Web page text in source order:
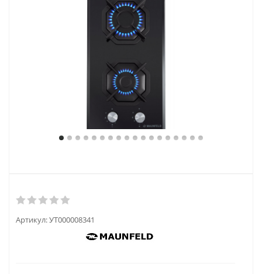
Артикул:УТ000008341